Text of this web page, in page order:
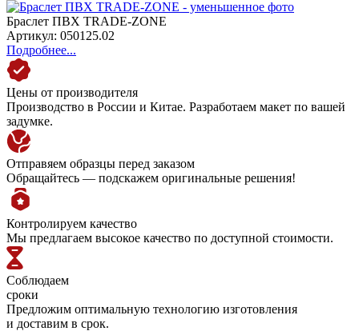
Браслет ПВХ TRADE-ZONE
Артикул: 050125.02
Подробнее...
Цены от производителя
Производство в России и Китае. Разработаем макет по вашей
задумке.
Отправяем образцы перед заказом
Обращайтесь — подскажем оригинальные решения!
Контролируем качество
Мы предлагаем высокое качество по доступной стоимости.
Соблюдаем
сроки
Предложим оптимальную технологию изготовления
и доставим в срок.